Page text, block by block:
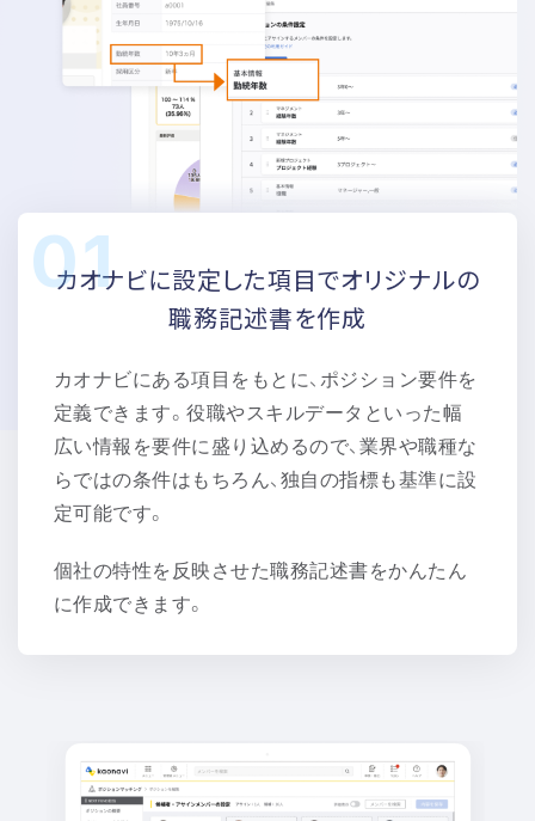
カオナビに設定した項目でオリジナルの
職務記述書を作成
カオナビにある項目をもとに、ポジション要件を
定義できます。役職やスキルデータといった幅
広い情報を要件に盛り込めるので、業界や職種な
らではの条件はもちろん、独自の指標も基準に設
定可能です。
個社の特性を反映させた職務記述書をかんたん
に作成できます。